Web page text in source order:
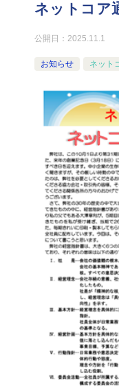
ネットコア
公開日： 2025.11.1
お知らせ ネット